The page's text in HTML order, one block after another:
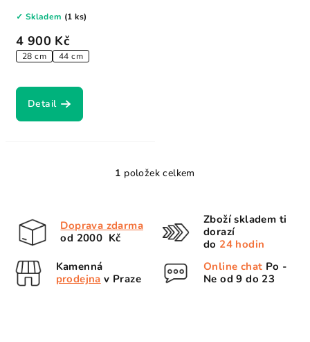
4 900 Kč
28 cm 44 cm
✓ Skladem (1 ks)
Detail
O
1 položek celkem
Doprava zdarma
od 2000 Kč
Zboží skladem ti
dorazí
do 24 hodin
Kamenná
prodejna v Praze
Online chat Po -
Ne od 9 do 23